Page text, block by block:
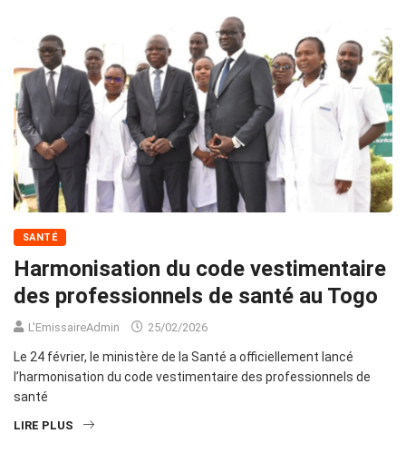
SANTÉ
Harmonisation du code vestimentaire
des professionnels de santé au Togo
L'EmissaireAdmin 25/02/2026
Le 24 février, le ministère de la Santé a officiellement lancé
l’harmonisation du code vestimentaire des professionnels de
santé
LIRE PLUS